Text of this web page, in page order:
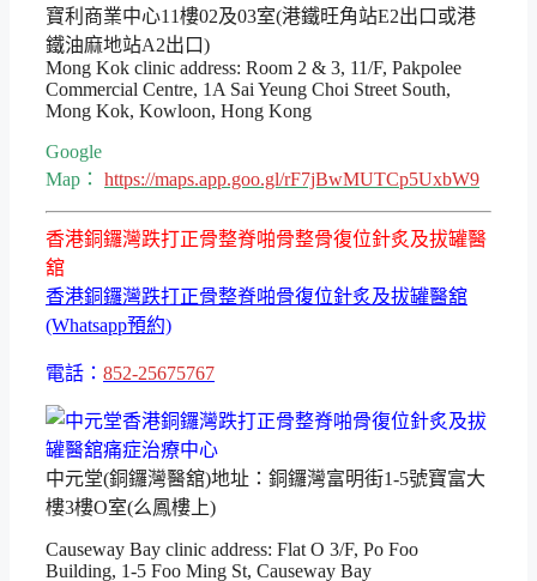
寶利商業中心11樓02及03室(港鐵旺角站E2出口或港
鐵油麻地站A2出口)
Mong Kok clinic address: Room 2 & 3, 11/F, Pakpolee
Commercial Centre, 1A Sai Yeung Choi Street South,
Mong Kok, Kowloon, Hong Kong
Google
Map： https://maps.app.goo.gl/rF7jBwMUTCp5UxbW9
香港銅鑼灣跌打正骨整脊啪骨整骨復位針炙及拔罐醫
舘
香港銅鑼灣跌打正骨整脊啪骨復位針炙及拔罐醫舘
(Whatsapp預約)
電話： 852-25675767
中元堂(銅鑼灣醫舘)地址：銅鑼灣富明街1-5號寶富大
樓3樓O室(么鳳樓上)
Causeway Bay clinic address: Flat O 3/F, Po Foo
Building, 1-5 Foo Ming St, Causeway Bay